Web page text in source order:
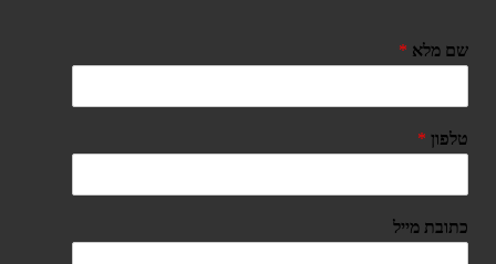
שם מלא *
טלפון *
כתובת מייל